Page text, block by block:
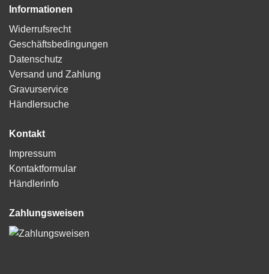
Informationen
Widerrufsrecht
Geschäftsbedingungen
Datenschutz
Versand und Zahlung
Gravurservice
Händlersuche
Kontakt
Impressum
Kontaktformular
Händlerinfo
Zahlungsweisen